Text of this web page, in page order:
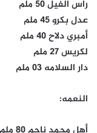
راس الفيل 50 ملم
عدل بكرو 45 ملم
أمبري دلاح 40 ملم
لكريس 27 ملم
دار السلامه 03 ملم
النعمه: